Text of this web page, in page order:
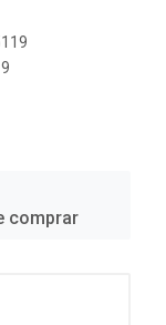
comprar